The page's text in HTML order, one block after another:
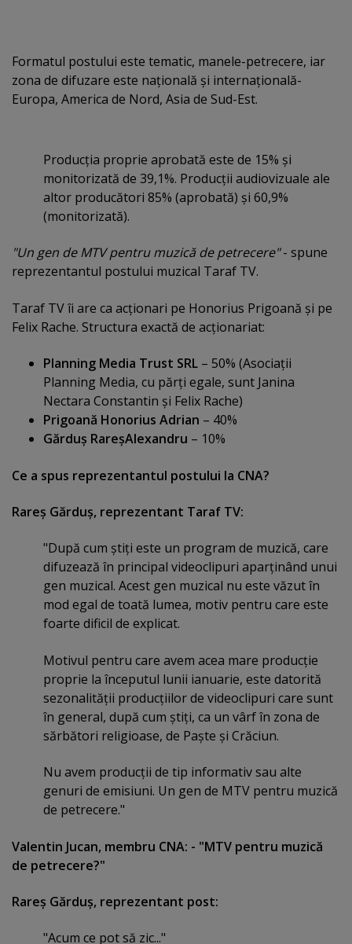
Formatul postului este tematic, manele-petrecere, iar
zona de difuzare este naţională şi internaţională-
Europa, America de Nord, Asia de Sud-Est.
Producţia proprie aprobată este de 15% şi
monitorizată de 39,1%. Producţii audiovizuale ale
altor producători 85% (aprobată) şi 60,9%
(monitorizată).
"Un gen de MTV pentru muzică de petrecere"- spune
reprezentantul postului muzical Taraf TV.
Taraf TV îi are ca acţionari pe Honorius Prigoană şi pe
Felix Rache. Structura exactă de acţionariat:
Planning Media Trust SRL – 50% (Asociaţii
Planning Media, cu părţi egale, sunt Janina
Nectara Constantin şi Felix Rache)
Prigoană Honorius Adrian – 40%
Gărduş RareşAlexandru – 10%
Ce a spus reprezentantul postului la CNA?
Rareş Gărduş, reprezentant Taraf TV:
"După cum ştiţi este un program de muzică, care
difuzează în principal videoclipuri aparţinând unui
gen muzical. Acest gen muzical nu este văzut în
mod egal de toată lumea, motiv pentru care este
foarte dificil de explicat.
Motivul pentru care avem acea mare producţie
proprie la începutul lunii ianuarie, este datorită
sezonalităţii producţiilor de videoclipuri care sunt
în general, după cum ştiţi, ca un vârf în zona de
sărbători religioase, de Paşte şi Crăciun.
Nu avem producţii de tip informativ sau alte
genuri de emisiuni. Un gen de MTV pentru muzică
de petrecere."
Valentin Jucan, membru CNA: - "MTV pentru muzică
de petrecere?"
Rareş Gărduş, reprezentant post:
"Acum ce pot să zic..."